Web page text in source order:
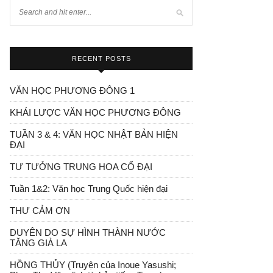
RECENT POSTS
VĂN HỌC PHƯƠNG ĐÔNG 1
KHÁI LƯỢC VĂN HỌC PHƯƠNG ĐÔNG
TUẦN 3 & 4: VĂN HỌC NHẬT BẢN HIỆN
ĐẠI
TƯ TƯỞNG TRUNG HOA CỔ ĐẠI
Tuần 1&2: Văn học Trung Quốc hiện đại
THƯ CẢM ƠN
DUYÊN DO SỰ HÌNH THÀNH NƯỚC
TĂNG GIÀ LA
HỒNG THỦY (Truyện của Inoue Yasushi;